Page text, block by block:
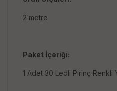
2 metre
Paket İçeriği:
1 Adet 30 Ledli Pirinç Renkli